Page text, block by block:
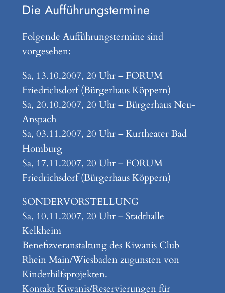
Die Aufführungstermine
Folgende Aufführungstermine sind
vorgesehen:
Sa, 13.10.2007, 20 Uhr – FORUM
Friedrichsdorf (Bürgerhaus Köppern)
Sa, 20.10.2007, 20 Uhr – Bürgerhaus Neu-
Anspach
Sa, 03.11.2007, 20 Uhr – Kurtheater Bad
Homburg
Sa, 17.11.2007, 20 Uhr – FORUM
Friedrichsdorf (Bürgerhaus Köppern)
SONDERVORSTELLUNG
Sa, 10.11.2007, 20 Uhr – Stadthalle
Kelkheim
Benefizveranstaltung des Kiwanis Club
Rhein Main/Wiesbaden zugunsten von
Kinderhilfsprojekten.
Kontakt Kiwanis/Reservierungen für